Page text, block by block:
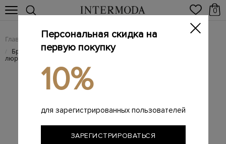
0
Главная Женщинам / Женская одежда / Женские брюки
/ Брюки-кюлоты из струящейся ткани на трикотажном поясе с
люрексом
Персональная скидка на
первую покупку
10%
для зарегистрированных пользователей
ЗАРЕГИСТРИРОВАТЬСЯ